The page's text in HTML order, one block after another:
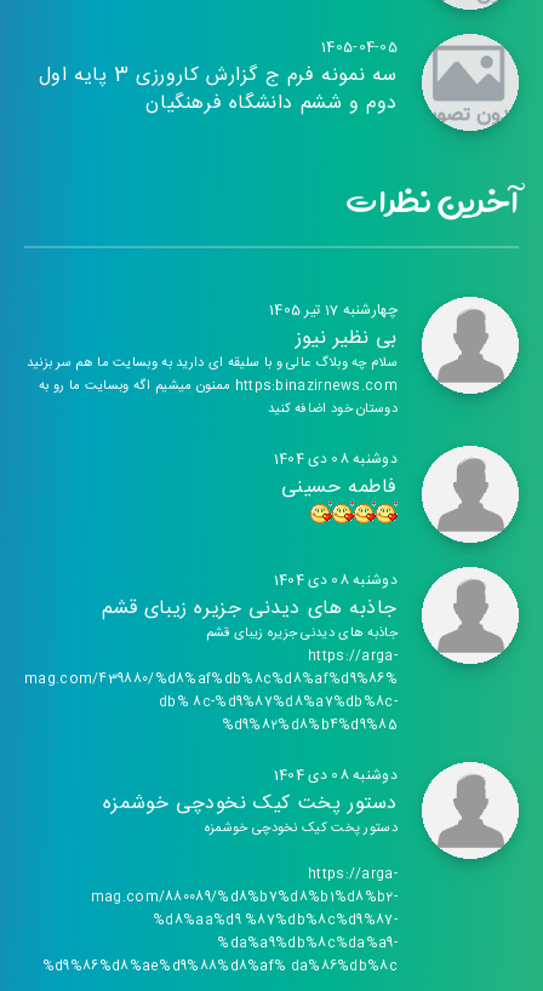
1405-04-05
سه نمونه فرم ج گزارش کارورزی 3 پایه اول
دوم و ششم دانشگاه فرهنگیان
آخرین نظرات
چهارشنبه 17 تیر 1405
بی نظیر نیوز
سلام چه وبلاگ عالی و با سلیقه ای دارید به وبسایت ما هم سر بزنید
https:binazirnews.com ممنون میشیم اگه وبسایت ما رو به
دوستان خود اضافه کنید
دوشنبه 08 دی 1404
فاطمه حسینی
دوشنبه 08 دی 1404
جاذبه های دیدنی جزیره زیبای قشم
جاذبه های دیدنی جزیره زیبای قشم
https://arga-
mag.com/439880/%d8%af%db%8c%d8%af%d9%86%
db% 8c-%d9%87%d8%a7%db%8c-
%d9%82%d8%b4%d9%85
دوشنبه 08 دی 1404
دستور پخت کیک نخودچی خوشمزه
دستور پخت کیک نخودچی خوشمزه
https://arga-
mag.com/880089/%d8%b7%d8%b1%d8%b2-
%d8%aa%d9 %87%db%8c%d9%87-
%da%a9%db%8c%da%a9-
%d9%86%d8%ae%d9%88%d8%af% da%86%db%8c